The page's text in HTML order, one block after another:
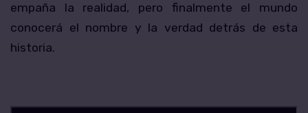
empaña la realidad, pero finalmente el mundo
conocerá el nombre y la verdad detrás de esta
historia.